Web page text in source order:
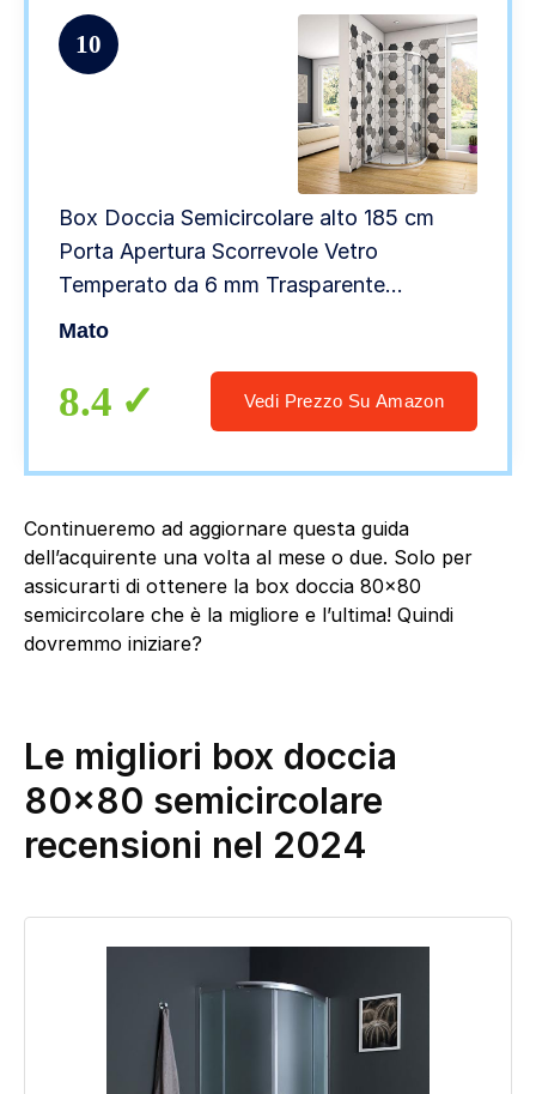
10
Box Doccia Semicircolare alto 185 cm
Porta Apertura Scorrevole Vetro
Temperato da 6 mm Trasparente
Anticalcare Profilo Cromo 80×80 cm
Mato
8.4 Vedi Prezzo Su Amazon
Continueremo ad aggiornare questa guida
dell’acquirente una volta al mese o due. Solo per
assicurarti di ottenere la box doccia 80×80
semicircolare che è la migliore e l’ultima! Quindi
dovremmo iniziare?
Le migliori box doccia
80×80 semicircolare
recensioni nel 2024